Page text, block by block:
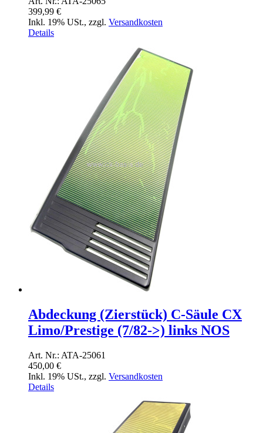
399,99 €
Inkl. 19% USt., zzgl. Versandkosten
Details
Abdeckung (Zierstück) C-Säule CX
Limo/Prestige (7/82->) links NOS
Art. Nr.: ATA-25061
450,00 €
Inkl. 19% USt., zzgl. Versandkosten
Details